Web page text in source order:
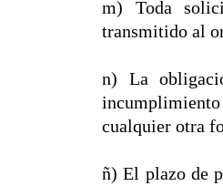
m) Toda
transmitido al
n) La
cualquier otra
ñ) El plazo de